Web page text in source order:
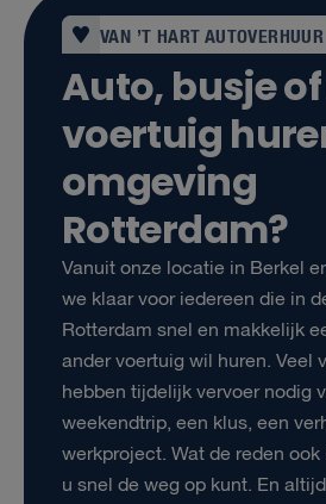
VAN ’T HART AUTOVERHUUR
Auto, busje
voertuig
omgeving
Rotterdam?
Vanuit onze locatie in Berkel
we klaar voor iedereen die in
Rotterdam snel en makkelijk
ander voertuig wil huren. Veel
hebben tijdelijk vervoer nodig
weekendtrip, een klus, een
werkproject. Wat de reden
u snel de weg op kunt. En